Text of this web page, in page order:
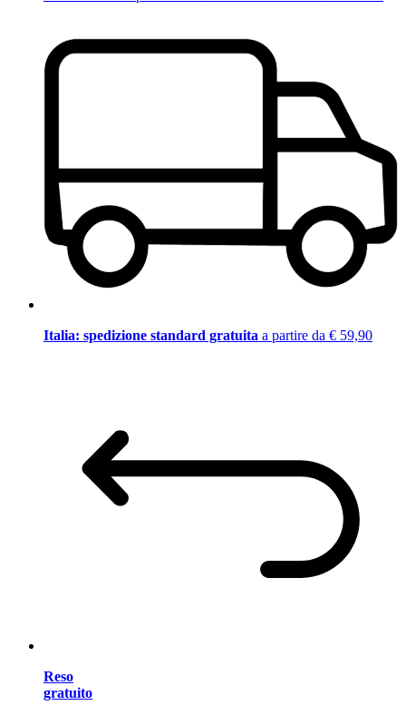
Italia: spedizione standard gratuita a partire da € 59,90
Reso
gratuito